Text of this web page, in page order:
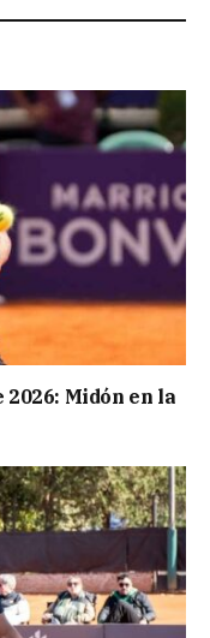
2026: Midón en la